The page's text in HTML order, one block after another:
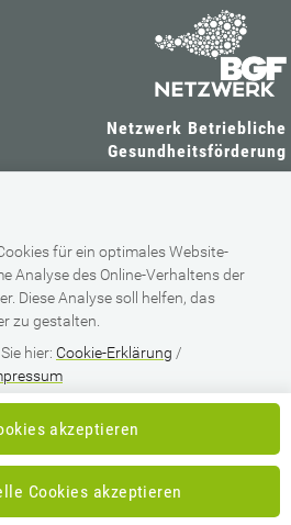
für ein optimales Website-
Analyse des Online-Verhaltens der
Diese Analyse soll helfen, das
zu gestalten.
hier: Cookie-Erklärung /
akzeptieren
Cookies akzeptieren
Netzwerk Betriebliche
Gesundheitsförderung
05 0766 - 14103516
oenbgf@oegk.at
SV-PARTNER
DATENSCHUTZ
NEWSLETTER